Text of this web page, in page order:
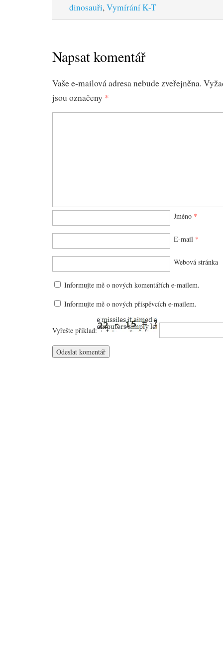
dinosauři,Vymírání K-T
Napsat komentář
Vaše e-mailová adresa nebude zveřejněna.
jsou označeny *
Jméno *
E-mail *
Webová stránka
Informujte mě o nových komentářích e-mailem.
Informujte mě o nových příspěvcích e-mailem.
Vyřešte příklad: